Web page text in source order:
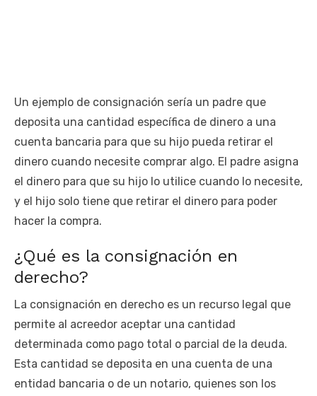
Un ejemplo de consignación sería un padre que
deposita una cantidad específica de dinero a una
cuenta bancaria para que su hijo pueda retirar el
dinero cuando necesite comprar algo. El padre asigna
el dinero para que su hijo lo utilice cuando lo necesite,
y el hijo solo tiene que retirar el dinero para poder
hacer la compra.
¿Qué es la consignación en
derecho?
La consignación en derecho es un recurso legal que
permite al acreedor aceptar una cantidad
determinada como pago total o parcial de la deuda.
Esta cantidad se deposita en una cuenta de una
entidad bancaria o de un notario, quienes son los